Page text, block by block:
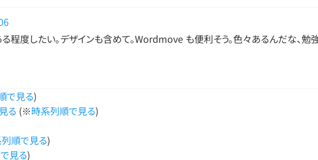
度したい。デザインも含めて。Wordmove も便利そう。色々あるんだな、勉
で見る)
る (※時系列順で見る)
順で見る)
見る)